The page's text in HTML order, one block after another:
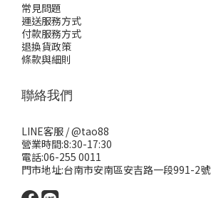
常見問題
運送服務方式
付款服務方式
退換貨政策
條款與細則
聯絡我們
LINE客服 /@tao88
營業時間:8:30-17:30
電話:06-255 0011
門市地址:台南市安南區安吉路一段991-2號